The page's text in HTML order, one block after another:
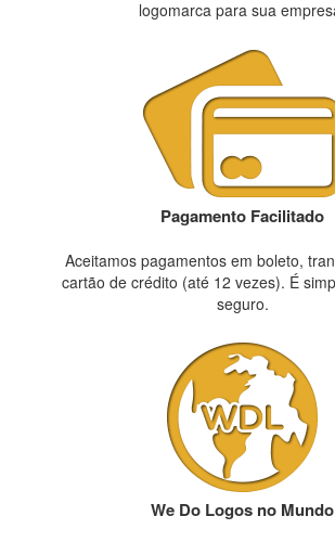
logomarca para sua
Pagamento Facilitado
Aceitamos pagamentos em boleto,
cartão de crédito (até 12 vezes). É
seguro.
We Do Logos no Mundo